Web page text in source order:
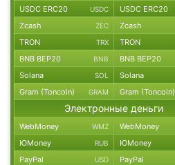
USDC ERC20 USDC USDC ERC20
Zcash ZEC Zcash
TRON TRX TRON
BNB BEP20 BNB BNB BEP20
Solana SOL Solana
Gram (Toncoin) GRAM Gram (Toncoin)
Электронные деньги
WebMoney WMZ WebMoney
ЮMoney RUB ЮMoney
PayPal USD PayPal